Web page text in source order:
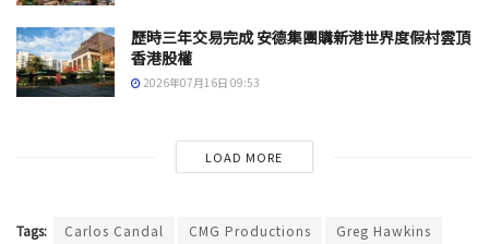
歷時三年交易完成 安德集團購新港世界度假村雲頂
香港股權
2026年07月16日 09:53
LOAD MORE
Tags: Carlos Candal CMG Productions
Greg Hawkins